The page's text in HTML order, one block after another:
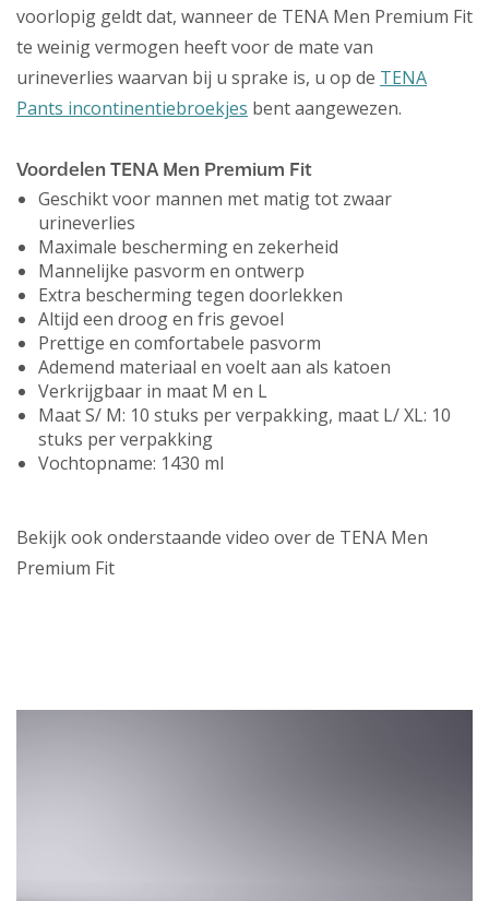
voorlopig geldt dat, wanneer de TENA Men Premium Fit
te weinig vermogen heeft voor de mate van
urineverlies waarvan bij u sprake is, u op de TENA
Pants incontinentiebroekjes bent aangewezen.
Voordelen TENA Men Premium Fit
Geschikt voor mannen met matig tot zwaar
urineverlies
Maximale bescherming en zekerheid
Mannelijke pasvorm en ontwerp
Extra bescherming tegen doorlekken
Altijd een droog en fris gevoel
Prettige en comfortabele pasvorm
Ademend materiaal en voelt aan als katoen
Verkrijgbaar in maat M en L
Maat S/ M: 10 stuks per verpakking, maat L/ XL: 10
stuks per verpakking
Vochtopname: 1430 ml
Bekijk ook onderstaande video over de TENA Men
Premium Fit